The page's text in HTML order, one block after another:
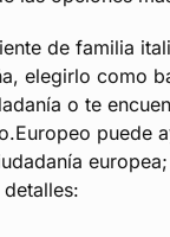
de familia
elegirlo como
o te
puede